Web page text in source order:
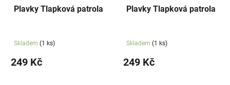
Plavky Tlapková patrola
Skladem (1 ks)
249 Kč
Plavky Tlapková patrola
Skladem (1 ks)
249 Kč